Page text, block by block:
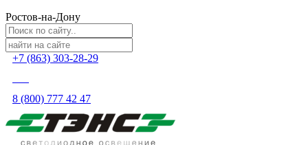
Ростов-на-Дону
+7 (863) 303-28-29
8 (800) 777 42 47